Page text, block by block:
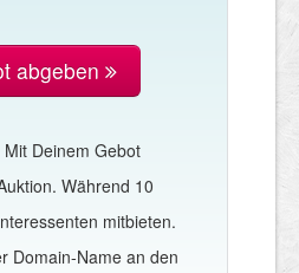
abgeben
Mit Deinem Gebot
Während 10
mitbieten.
Domain-Name an den